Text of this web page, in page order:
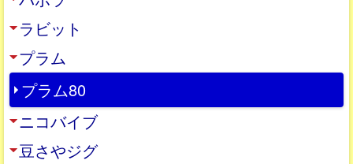
ラビット
プラム
プラム80
ニコバイブ
豆さやジグ